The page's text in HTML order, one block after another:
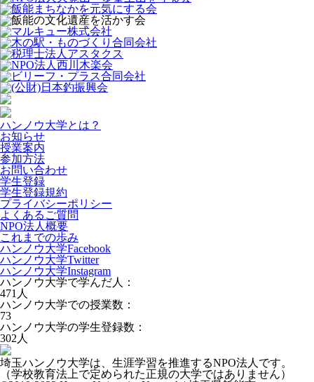
ハンノウ大学とは？
お知らせ
授業案内
参加方法
お問い合わせ
学生登録
学生登録規約
プライバシーポリシー
よくあるご質問
NPO法人概要
これまでの歩み
ハンノウ大学Facebook
ハンノウ大学Twitter
ハンノウ大学Instagram
ハンノウ大学で学んだ人：
471 人
ハンノウ大学での授業数：
73
ハンノウ大学の学生登録数：
302 人
埼玉ハンノウ大学は、生涯学習を推進するNPO法人です。
（学校教育法上で定められた正規の大学ではありません）